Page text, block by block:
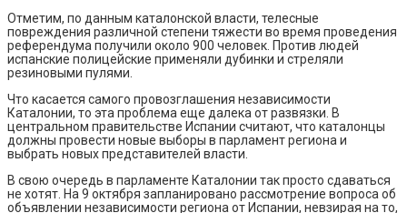
Отметим, по данным каталонской власти, телесные
повреждения различной степени тяжести во время проведения
референдума получили около 900 человек. Против людей
испанские полицейские применяли дубинки и стреляли
резиновыми пулями.
Что касается самого провозглашения независимости
Каталонии, то эта проблема еще далека от развязки. В
центральном правительстве Испании считают, что каталонцы
должны провести новые выборы в парламент региона и
выбрать новых представителей власти.
В свою очередь в парламенте Каталонии так просто сдаваться
не хотят. На 9 октября запланировано рассмотрение вопроса об
объявлении независимости региона от Испании, невзирая на то,